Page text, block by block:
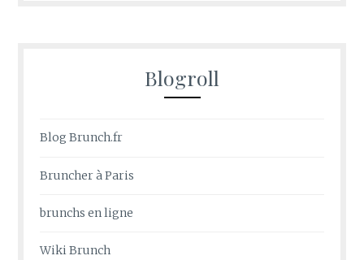
Blogroll
Blog Brunch.fr
Bruncher à Paris
brunchs en ligne
Wiki Brunch